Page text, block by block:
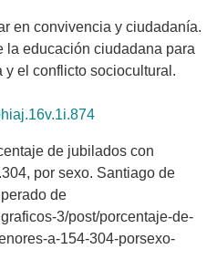
en convivencia y ciudadanía.
la educación ciudadana para
y el conflicto sociocultural.
de jubilados con
por sexo. Santiago de
de
3/post/porcentaje-de-
a-154-304-porsexo-